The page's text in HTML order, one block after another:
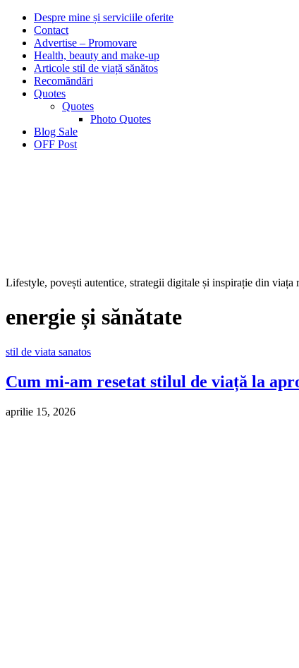
Despre mine și serviciile oferite
Contact
Advertise – Promovare
Health, beauty and make-up
Articole stil de viață sănătos
Recomăndări
Quotes
Quotes
Photo Quotes
Blog Sale
OFF Post
Lifestyle, povești autentice, strategii digitale și inspirație din viața
energie și sănătate
stil de viata sanatos
Cum mi-am resetat stilul de viață la
aprilie 15, 2026